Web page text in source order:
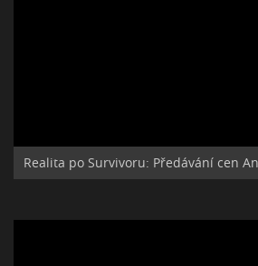
Realita po Survivoru: Předávání cen